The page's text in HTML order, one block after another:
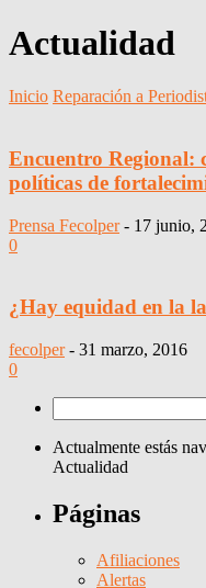
Actualidad
Inicio Reparación a
Encuentro Regional:
políticas de
Prensa Fecolper - 17 junio,
0
¿Hay equidad en la
fecolper - 31 marzo, 2016
0
Actualmente estás
Actualidad
Páginas
Afiliaciones
Alertas